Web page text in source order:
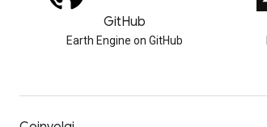
GitHub
Earth Engine on GitHub